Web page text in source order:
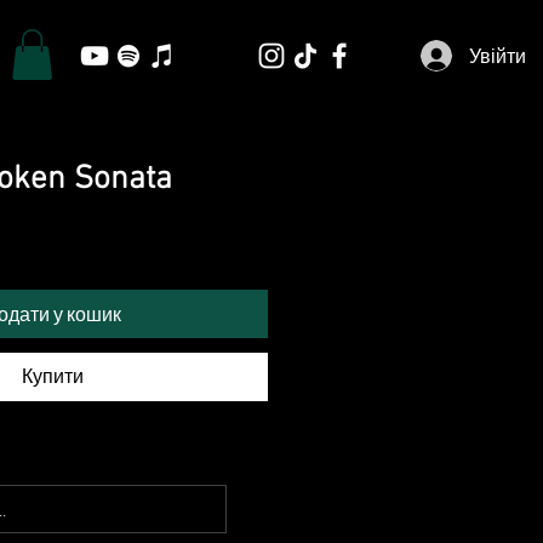
Увійти
Sonata
у кошик
Купити